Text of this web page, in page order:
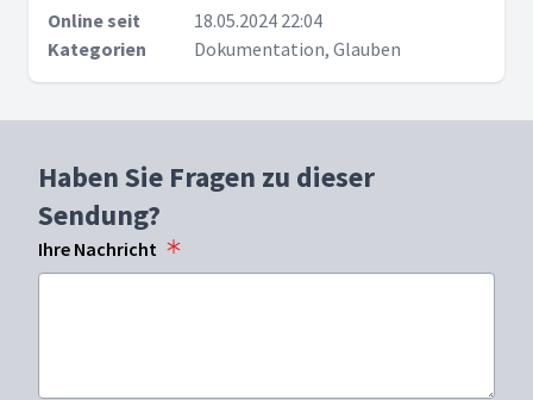
Online seit
18.05.2024 22:04
Kategorien
Dokumentation, Glauben
Haben Sie Fragen zu dieser
Sendung?
Ihre Nachricht